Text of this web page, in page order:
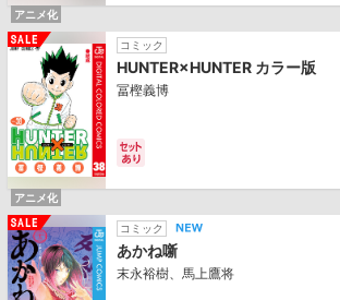
アニメ化
コミック
HUNTER×HUNTER カラー版
冨樫義博
アニメ化
コミック
あかね噺
末永裕樹、馬上鷹将